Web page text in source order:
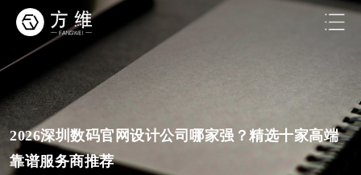
2026深圳数码官网设计公司哪家强？精选十家高端
靠谱服务商推荐